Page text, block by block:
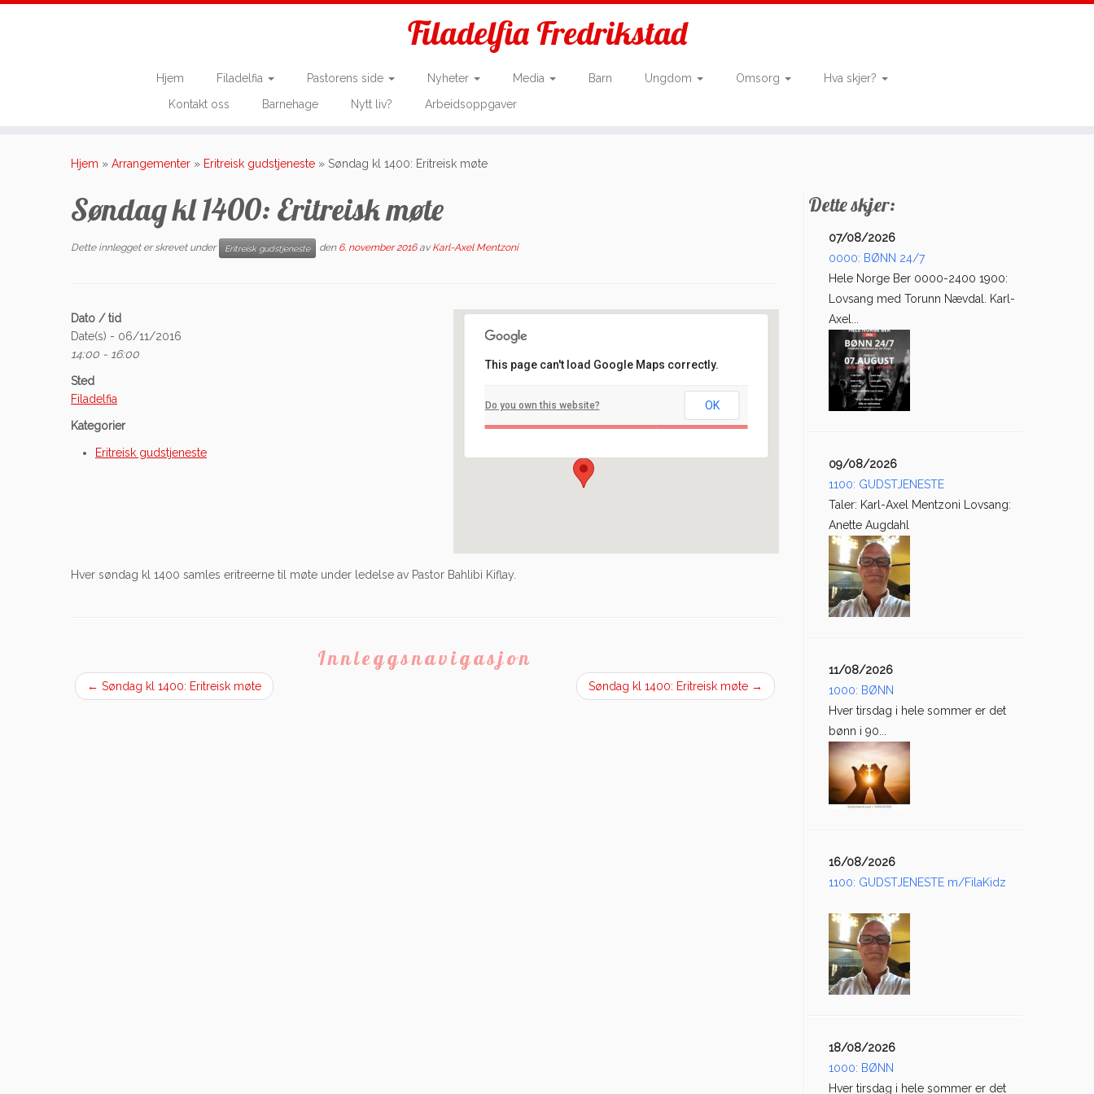
Filadelfia Fredrikstad
Hjem Filadelfia Pastorens side Nyheter Media Barn Ungdom Omsorg
Hva skjer?
Kontakt oss
Barnehage Nytt liv? Arbeidsoppgaver
Hjem » Arrangementer » Eritreisk gudstjeneste » Søndag kl 1400: Eritreisk møte
Søndag kl 1400: Eritreisk møte
Dette innlegget er skrevet under Eritreisk gudstjeneste den 6. november 2016 avKarl-Axel Mentzoni
Arrangement
This page can't load Google Maps correctly.
Do you own this website? OK
Dato / tid
Date(s) - 06/11/2016
14:00 - 16:00
Sted
Filadelfia
Kategorier
Eritreisk gudstjeneste
Hver søndag kl 1400 samles eritreerne til møte under ledelse av Pastor Bahlibi Kiflay.
Innleggsnavigasjon
← Søndag kl 1400: Eritreisk møte Søndag kl 1400: Eritreisk møte →
Dette skjer:
07/08/2026
0000: BØNN 24/7
Hele Norge Ber 0000-2400 1900:
Lovsang med Torunn Nævdal. Karl-
Axel...
09/08/2026
1100: GUDSTJENESTE
Taler: Karl-Axel Mentzoni Lovsang:
Anette Augdahl
11/08/2026
1000: BØNN
Hver tirsdag i hele sommer er det
bønn i 90...
16/08/2026
1100: GUDSTJENESTE m/FilaKidz
18/08/2026
1000: BØNN
Hver tirsdag i hele sommer er det